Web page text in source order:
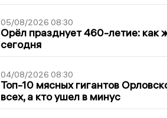
05/08/2026 08:30
Орёл празднует 460-летие: как
сегодня
04/08/2026 08:30
Топ-10 мясных гигантов
всех, а кто ушел в минус